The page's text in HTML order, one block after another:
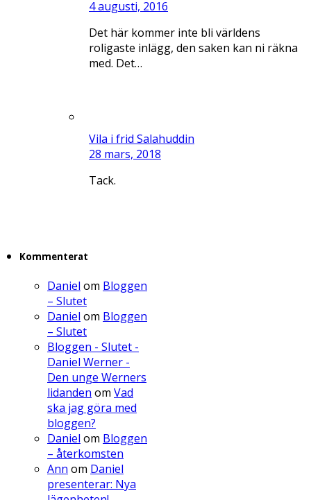
4 augusti, 2016
Det här kommer inte bli världens
roligaste inlägg, den saken kan ni räkna
med. Det…
Vila i frid Salahuddin
28 mars, 2018
Tack.
Kommenterat
Daniel om Bloggen
– Slutet
Daniel om Bloggen
– Slutet
Bloggen - Slutet -
Daniel Werner -
Den unge Werners
lidanden om Vad
ska jag göra med
bloggen?
Daniel om Bloggen
– återkomsten
Ann om Daniel
presenterar: Nya